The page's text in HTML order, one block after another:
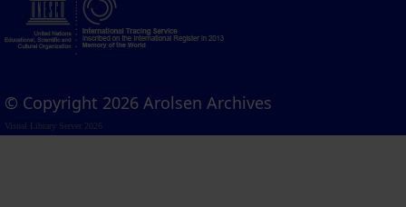
© Copyright 2026 Arolsen Archives
Visual Library Server 2026